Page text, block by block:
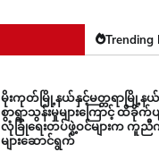
Trending
မိုးကုတ်မြို့နယ်နှင့်မတ္တရာမြို့န
စွာရွာသွန်းမှုများကြောင့် ထိခိုက်ပ
လုံခြုံရေးတပ်ဖွဲ့ဝင်များက ကူ
များဆောင်ရွက်